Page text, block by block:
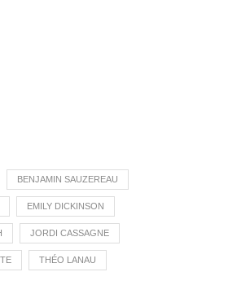
BENJAMIN SAUZEREAU
EMILY DICKINSON
JORDI CASSAGNE
THÉO LANAU